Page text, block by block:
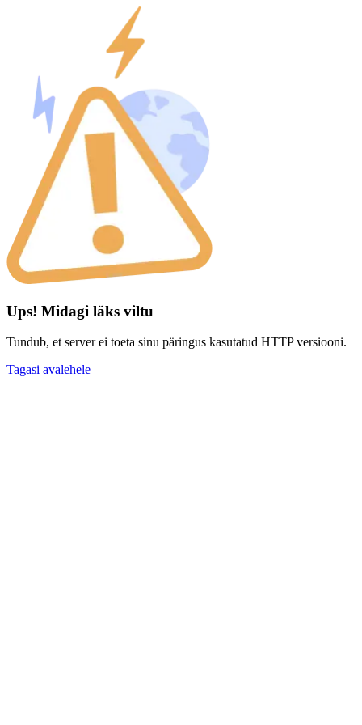
Ups! Midagi läks viltu
Tundub, et server ei toeta sinu päringus kasutatud HTTP versiooni.
Tagasi avalehele